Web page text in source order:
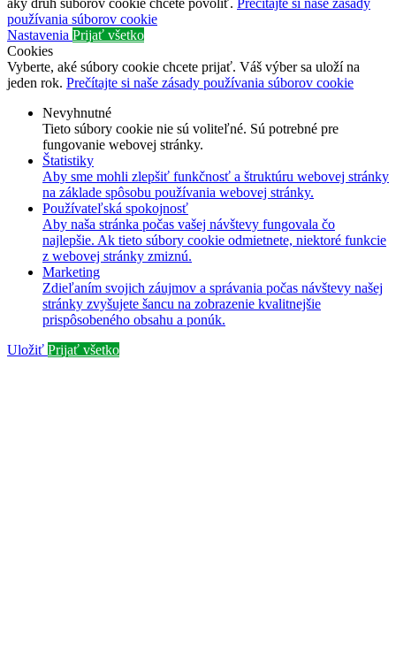
aký druh súborov cookie chcete povoliť. Prečítajte si naše zásady
používania súborov cookie
Nastavenia Prijať všetko
Cookies
Vyberte, aké súbory cookie chcete prijať. Váš výber sa uloží na
jeden rok. Prečítajte si naše zásady používania súborov cookie
Nevyhnutné
Tieto súbory cookie nie sú voliteľné. Sú potrebné pre
fungovanie webovej stránky.
Štatistiky
Aby sme mohli zlepšiť funkčnosť a štruktúru webovej stránky
na základe spôsobu používania webovej stránky.
Používateľská spokojnosť
Aby naša stránka počas vašej návštevy fungovala čo
najlepšie. Ak tieto súbory cookie odmietnete, niektoré funkcie
z webovej stránky zmiznú.
Marketing
Zdieľaním svojich záujmov a správania počas návštevy našej
stránky zvyšujete šancu na zobrazenie kvalitnejšie
prispôsobeného obsahu a ponúk.
Uložiť Prijať všetko